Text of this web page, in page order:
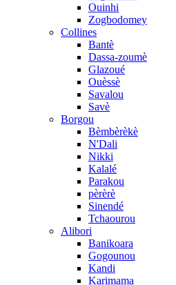
Ouinhi
Zogbodomey
Collines
Bantè
Dassa-zoumè
Glazoué
Ouèssè
Savalou
Savè
Borgou
Bèmbèrèkè
N'Dali
Nikki
Kalalé
Parakou
pèrèrè
Sinendé
Tchaourou
Alibori
Banikoara
Gogounou
Kandi
Karimama